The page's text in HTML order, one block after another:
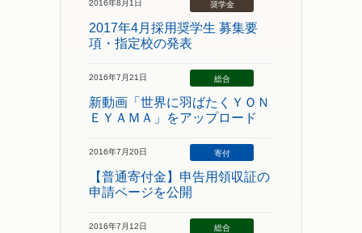
2016年8月1日 奨学金
2017年4月採用奨学生 募集要
項・指定校の発表
2016年7月21日 総合
新動画「世界に羽ばたくＹＯＮ
ＥＹＡＭＡ」をアップロード
2016年7月20日 寄付
【普通寄付金】申告用領収証の
申請ページを公開
2016年7月12日 総合